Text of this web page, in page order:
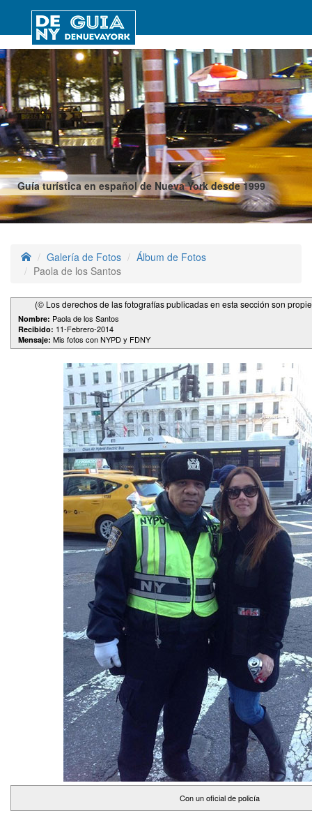
Guía turística en español de Nueva York desde 1999
Galería de Fotos
Álbum de Fotos
Paola de los Santos
(© Los derechos de las fotografías publicadas en esta sección son
Nombre: Paola de los Santos
Recibido: 11-Febrero-2014
Mensaje: Mis fotos con NYPD y FDNY
Con un oficial de policía